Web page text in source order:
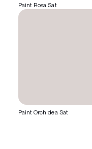
Paint Rosa Sat
Paint Orchidea Sat